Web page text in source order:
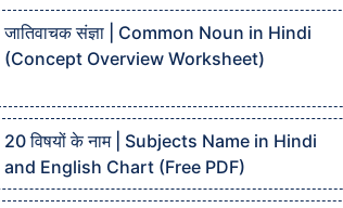
जातिवाचक संज्ञा | Common Noun in Hindi
(Concept Overview Worksheet)
20 विषयों के नाम | Subjects Name in Hindi
and English Chart (Free PDF)